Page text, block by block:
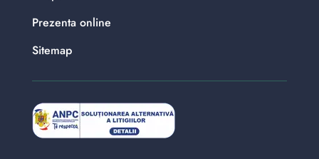
Prezenta online
Sitemap